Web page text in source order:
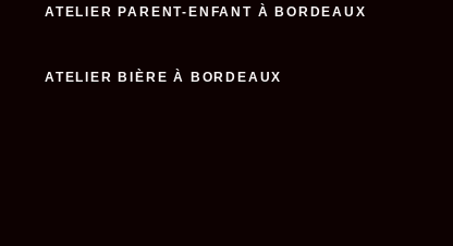
ATELIER PARENT-ENFANT À BORDEAUX
ATELIER BIÈRE À BORDEAUX